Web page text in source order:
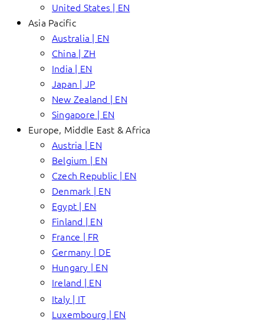
United States | EN
Asia Pacific
Australia | EN
China | ZH
India | EN
Japan | JP
New Zealand | EN
Singapore | EN
Europe, Middle East & Africa
Austria | EN
Belgium | EN
Czech Republic | EN
Denmark | EN
Egypt | EN
Finland | EN
France | FR
Germany | DE
Hungary | EN
Ireland | EN
Italy | IT
Luxembourg | EN